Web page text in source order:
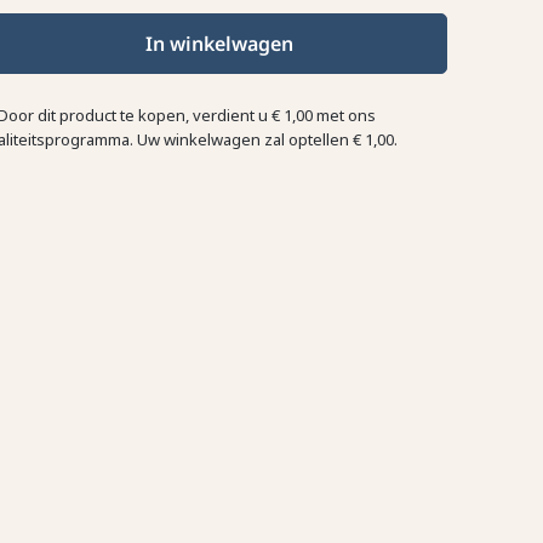
In winkelwagen
dit product te kopen, verdient u € 1,00met ons
Uw winkelwagen zal optellen € 1,00.